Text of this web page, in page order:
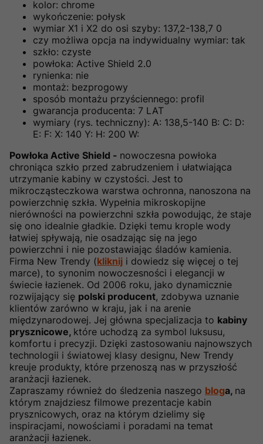
kolor: chrome
wykończenie: połysk
wymiar X1 i X2 do osi szyby: 137,2-138,7 0
czy możliwa opcja na indywidualny wymiar: tak
szkło: czyste
powłoka: Active Shield 2.0
rynienka: nie
montaż: bezprogowy
sposób montażu przyściennego: profil
gwarancja producenta: 7 LAT
wymiary (rys. techniczny): A: 138,5-140 B: C: D:
E: F: X: 140 Y: H: 200 W:
Powłoka Active Shield - nowoczesna powłoka
chroniąca szkło przed zabrudzeniem i ułatwiająca
utrzymanie kabiny w czystości. Jest to
mikrocząsteczkowa warstwa ochronna, nanoszona na
powierzchnię szkła. Wypełnia mikroskopijne
nierówności na powierzchni szkła powodując, że staje
się ono idealnie gładkie. Dzięki temu krople wody
łatwiej spływają, nie osadzając się na jego
powierzchni i nie pozostawiając śladów kamienia.
Firma New Trendy (kliknij i dowiedz się więcej o tej
marce), to synonim nowoczesności i elegancji w
świecie łazienek. Od 2006 roku, jako dynamicznie
rozwijający się polski producent, zdobywa uznanie
klientów zarówno w kraju, jak i na arenie
międzynarodowej. Jej główna specjalizacja to kabiny
prysznicowe, które uchodzą za symbol luksusu,
komfortu i precyzji. Dzięki zastosowaniu najnowszych
technologii i światowej klasy designu, New Trendy
kreuje produkty, które przenoszą nas w przyszłość
aranżacji łazienek.
Zapraszamy również do śledzenia naszego bloga, na
którym znajdziesz filmowe prezentacje kabin
prysznicowych, oraz na którym dzielimy się
inspiracjami, nowościami i poradami na temat
aranżacji łazienek.